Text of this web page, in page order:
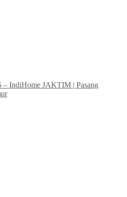
– IndiHome JAKTIM | Pasang